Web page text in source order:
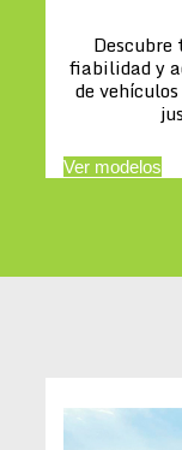
Descubre
fiabilidad y
de
Ver modelos